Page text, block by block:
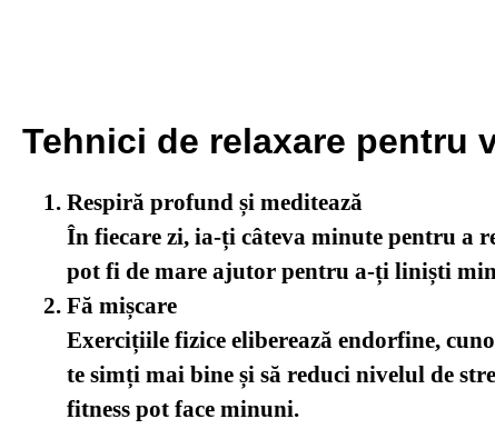
Tehnici de relaxare pentru
Respiră profund și meditează
În fiecare zi, ia-ți câteva minute pentru a
pot fi de mare ajutor pentru a-ți liniști
Fă mișcare
Exercițiile fizice eliberează endorfine,
te simți mai bine și să reduci nivelul de
fitness pot face minuni.